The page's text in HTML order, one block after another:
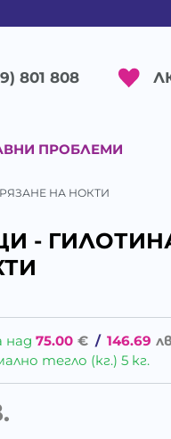
801 808
ПРОБЛЕМИ
НА НОКТИ
-
над75.00 € / 146.69
тегло (кг.) 5 кг.